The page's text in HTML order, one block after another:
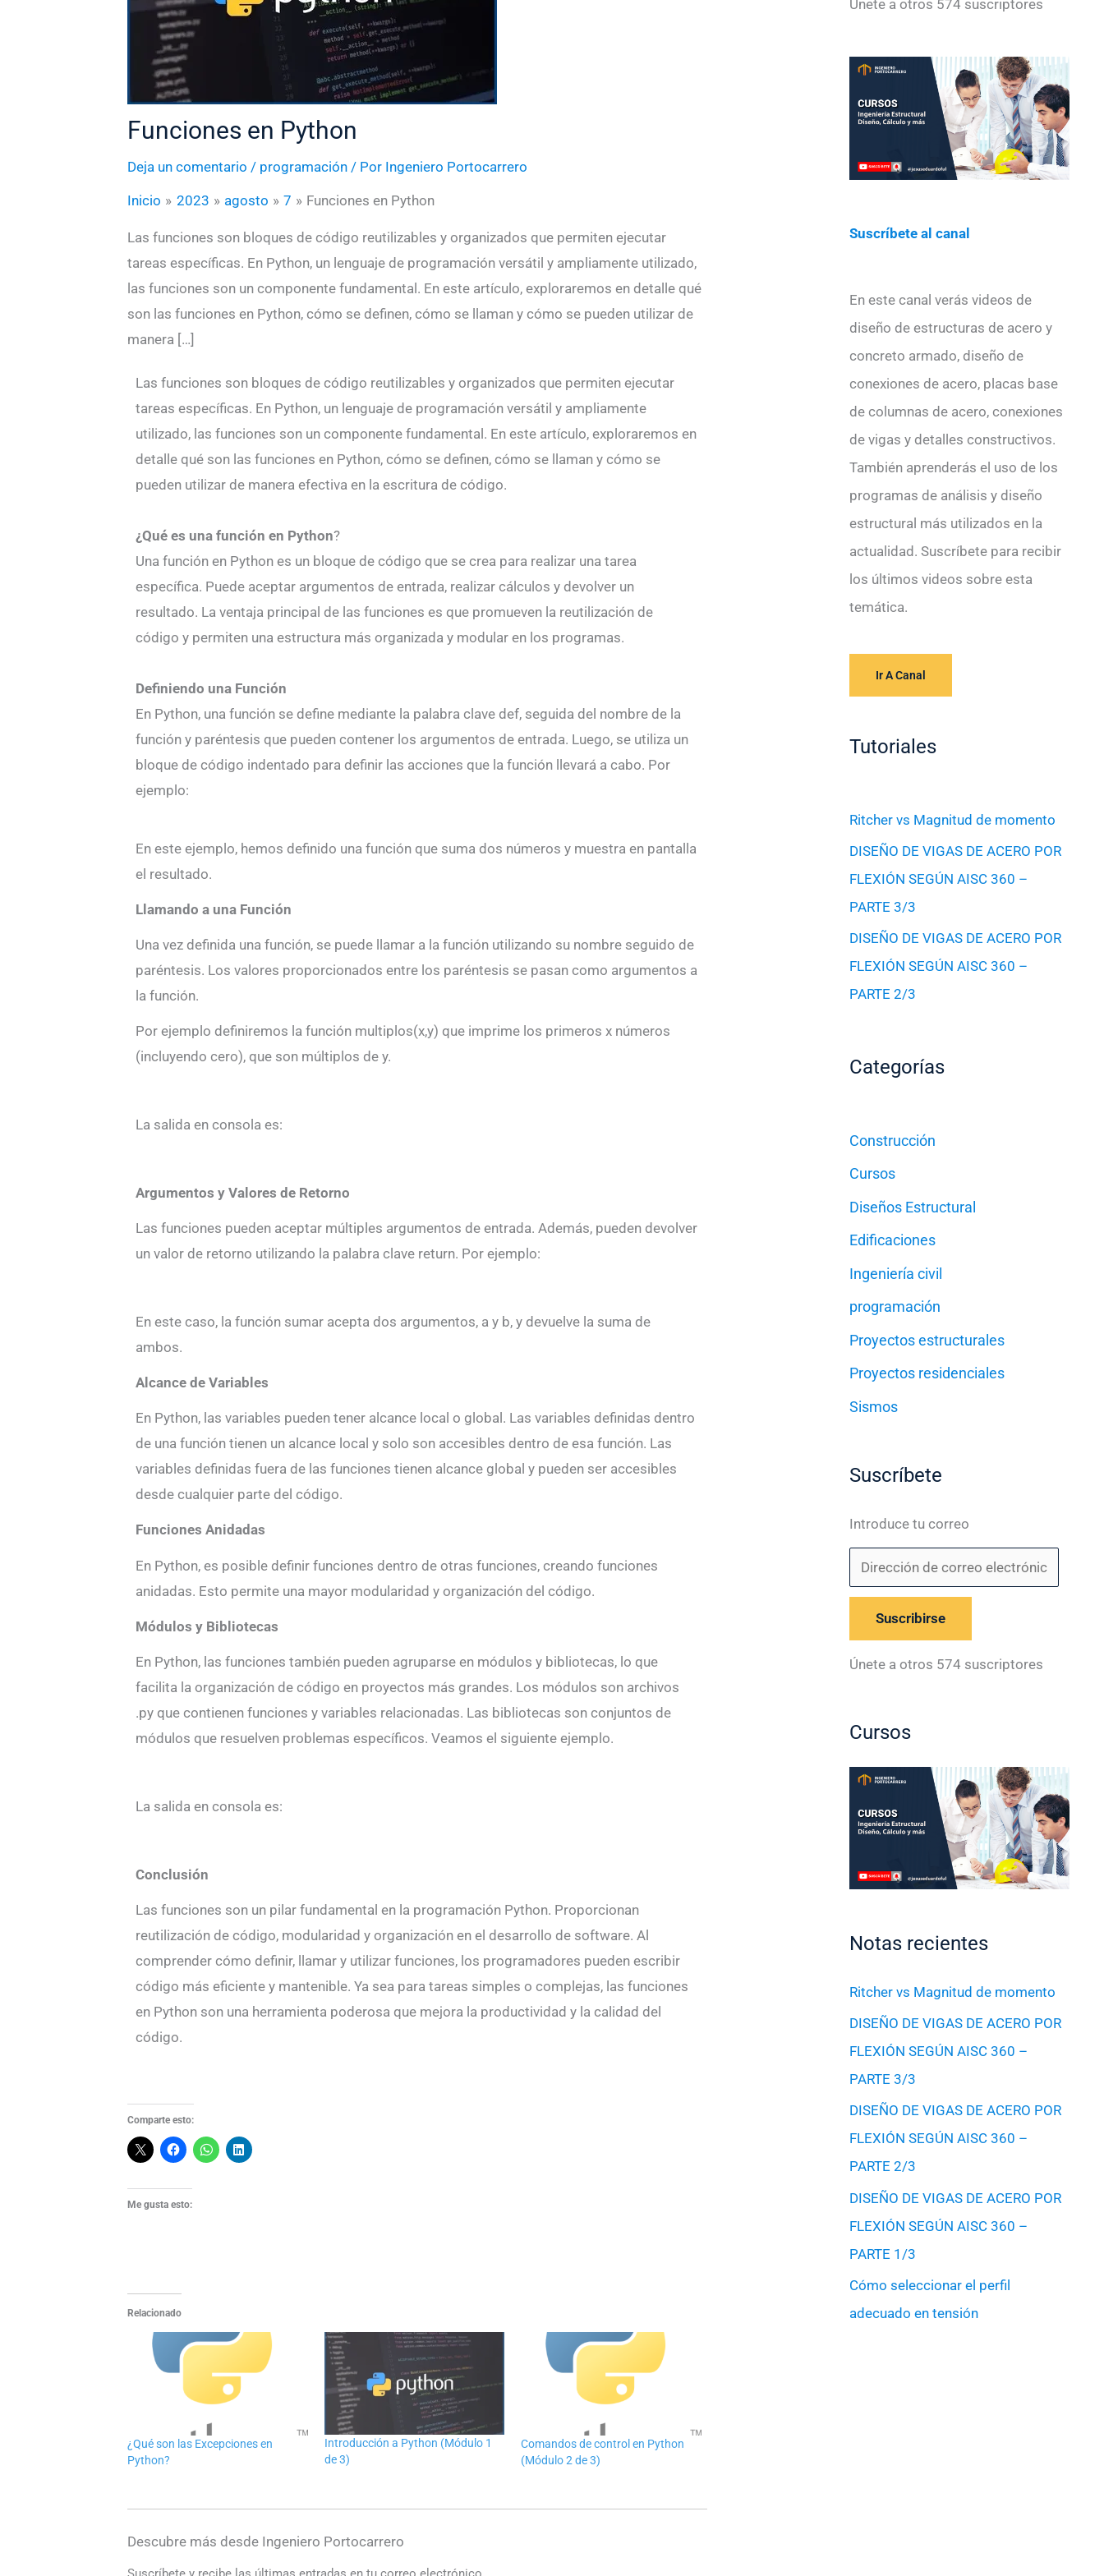
Funciones en Python
Deja un comentario / programación / Por Ingeniero Portocarrero
Inicio 2023 agosto 7 Funciones en Python
Las funciones son bloques de código reutilizables y organizados que permiten ejecutar
tareas específicas. En Python, un lenguaje de programación versátil y ampliamente utilizado,
las funciones son un componente fundamental. En este artículo, exploraremos en detalle qué
son las funciones en Python, cómo se definen, cómo se llaman y cómo se pueden utilizar de
manera […]
Las funciones son bloques de código reutilizables y organizados que permiten ejecutar
tareas específicas. En Python, un lenguaje de programación versátil y ampliamente
utilizado, las funciones son un componente fundamental. En este artículo, exploraremos en
detalle qué son las funciones en Python, cómo se definen, cómo se llaman y cómo se
pueden utilizar de manera efectiva en la escritura de código.
¿Qué es una función en Python?
Una función en Python es un bloque de código que se crea para realizar una tarea
específica. Puede aceptar argumentos de entrada, realizar cálculos y devolver un
resultado. La ventaja principal de las funciones es que promueven la reutilización de
código y permiten una estructura más organizada y modular en los programas.
Definiendo una Función
En Python, una función se define mediante la palabra clave def, seguida del nombre de la
función y paréntesis que pueden contener los argumentos de entrada. Luego, se utiliza un
bloque de código indentado para definir las acciones que la función llevará a cabo. Por
ejemplo:
En este ejemplo, hemos definido una función que suma dos números y muestra en pantalla
el resultado.
Llamando a una Función
Una vez definida una función, se puede llamar a la función utilizando su nombre seguido de
paréntesis. Los valores proporcionados entre los paréntesis se pasan como argumentos a
la función.
Por ejemplo definiremos la función multiplos(x,y) que imprime los primeros x números
(incluyendo cero), que son múltiplos de y.
La salida en consola es:
Argumentos y Valores de Retorno
Las funciones pueden aceptar múltiples argumentos de entrada. Además, pueden devolver
un valor de retorno utilizando la palabra clave return. Por ejemplo:
En este caso, la función sumar acepta dos argumentos, a y b, y devuelve la suma de
ambos.
Alcance de Variables
En Python, las variables pueden tener alcance local o global. Las variables definidas dentro
de una función tienen un alcance local y solo son accesibles dentro de esa función. Las
variables definidas fuera de las funciones tienen alcance global y pueden ser accesibles
desde cualquier parte del código.
Funciones Anidadas
En Python, es posible definir funciones dentro de otras funciones, creando funciones
anidadas. Esto permite una mayor modularidad y organización del código.
Módulos y Bibliotecas
En Python, las funciones también pueden agruparse en módulos y bibliotecas, lo que
facilita la organización de código en proyectos más grandes. Los módulos son archivos
.py que contienen funciones y variables relacionadas. Las bibliotecas son conjuntos de
módulos que resuelven problemas específicos. Veamos el siguiente ejemplo.
La salida en consola es:
Conclusión
Las funciones son un pilar fundamental en la programación Python. Proporcionan
reutilización de código, modularidad y organización en el desarrollo de software. Al
comprender cómo definir, llamar y utilizar funciones, los programadores pueden escribir
código más eficiente y mantenible. Ya sea para tareas simples o complejas, las funciones
en Python son una herramienta poderosa que mejora la productividad y la calidad del
código.
Comparte esto:
Me gusta esto:
Relacionado
¿Qué son las Excepciones en
Python?
Introducción a Python (Módulo 1
de 3)
Comandos de control en Python
(Módulo 2 de 3)
Descubre más desde Ingeniero Portocarrero
Únete a otros 574 suscriptores
Suscríbete al canal
En este canal verás videos de
diseño de estructuras de acero y
concreto armado, diseño de
conexiones de acero, placas base
de columnas de acero, conexiones
de vigas y detalles constructivos.
También aprenderás el uso de los
programas de análisis y diseño
estructural más utilizados en la
actualidad. Suscríbete para recibir
los últimos videos sobre esta
temática.
Ir A Canal
Tutoriales
Ritcher vs Magnitud de momento
DISEÑO DE VIGAS DE ACERO POR
FLEXIÓN SEGÚN AISC 360 –
PARTE 3/3
DISEÑO DE VIGAS DE ACERO POR
FLEXIÓN SEGÚN AISC 360 –
PARTE 2/3
Categorías
Construcción
Cursos
Diseños Estructural
Edificaciones
Ingeniería civil
programación
Proyectos estructurales
Proyectos residenciales
Sismos
Suscríbete
Introduce tu correo
ó
r
e
Suscribirse
Únete a otros 574 suscriptores
Cursos
Notas recientes
Ritcher vs Magnitud de momento
DISEÑO DE VIGAS DE ACERO POR
FLEXIÓN SEGÚN AISC 360 –
PARTE 3/3
DISEÑO DE VIGAS DE ACERO POR
FLEXIÓN SEGÚN AISC 360 –
PARTE 2/3
DISEÑO DE VIGAS DE ACERO POR
FLEXIÓN SEGÚN AISC 360 –
PARTE 1/3
Cómo seleccionar el perfil
adecuado en tensión